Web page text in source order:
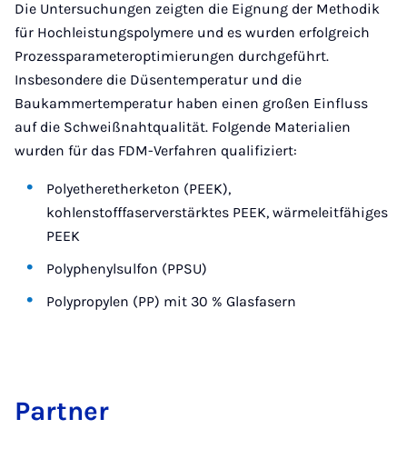
Die Untersuchungen zeigten die Eignung der Methodik
für Hochleistungspolymere und es wurden erfolgreich
Prozessparameteroptimierungen durchgeführt.
Insbesondere die Düsentemperatur und die
Baukammertemperatur haben einen großen Einfluss
auf die Schweißnahtqualität. Folgende Materialien
wurden für das FDM-Verfahren qualifiziert:
Polyetheretherketon (PEEK),
kohlenstofffaserverstärktes PEEK, wärmeleitfähiges
PEEK
Polyphenylsulfon (PPSU)
Polypropylen (PP) mit 30 % Glasfasern
Part­ner